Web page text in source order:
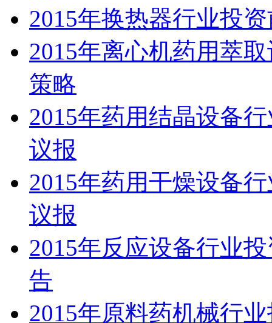
2015年换热器行业投
2015年离心机药用萃
策略
2015年药用结晶设备
议报
2015年药用干燥设备
议报
2015年反应设备行业
告
2015年原料药机械行